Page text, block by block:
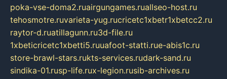
poka-vse-doma2.ruairgungames.ruallseo-host.ru
tehosmotre.ruvarieta-yug.rucricetc1xbetr1xbetcc2.ru
raytor-d.ruatillagunn.ru3d-file.ru
1xbeticricetc1xbetti5.ruuafoot-statti.rue-abis1c.ru
store-brawl-stars.rukts-services.rudark-sand.ru
sindika-01.rusp-life.rux-legion.rusib-archives.ru